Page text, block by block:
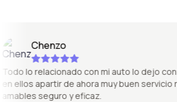
Chenzo
lo relacionado con mi auto lo dejo
ellos apartir de ahora muy buen servicio
seguro y eficaz.